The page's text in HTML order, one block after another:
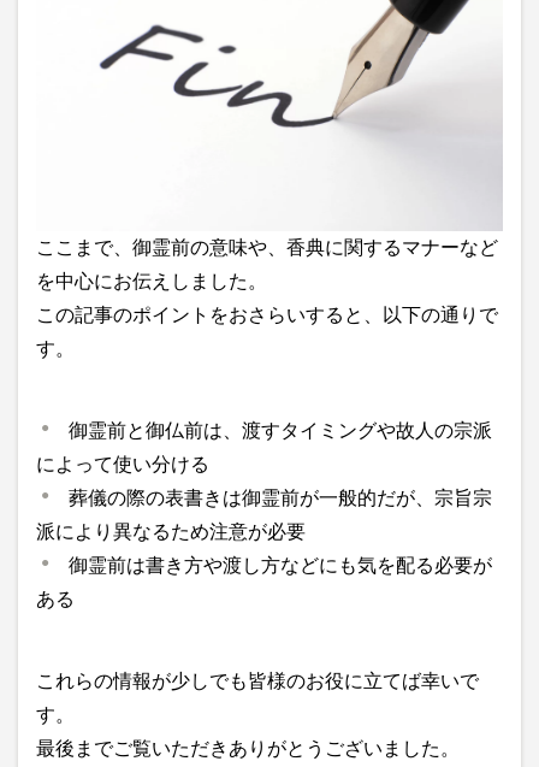
ここまで、御霊前の意味や、香典に関するマナーなど
を中心にお伝えしました。
この記事のポイントをおさらいすると、以下の通りで
す。
御霊前と御仏前は、渡すタイミングや故人の宗派
によって使い分ける
葬儀の際の表書きは御霊前が一般的だが、宗旨宗
派により異なるため注意が必要
御霊前は書き方や渡し方などにも気を配る必要が
ある
これらの情報が少しでも皆様のお役に立てば幸いで
す。
最後までご覧いただきありがとうございました。